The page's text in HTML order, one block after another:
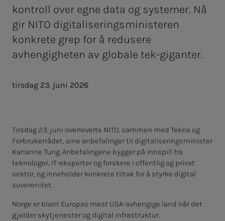
kontroll over egne data og systemer. Nå
gir NITO digitaliseringsministeren
konkrete grep for å redusere
avhengigheten av globale tek-giganter.
tirsdag 23. juni 2026
Tirsdag 23. juni overleverte NITO, sammen med Tekna og
Forbrukerrådet, sine anbefalinger til digitaliseringsminister
Karianne Tung. Anbefalingene bygger på innspill fra
teknologer, IT-eksperter og forskere i offentlig og privat
sektor, og inneholder konkrete tiltak for å styrke digital
suverenitet.
Norge er blant Europas mest USA-avhengige land når det
gjelder skytjenester og digital infrastruktur.